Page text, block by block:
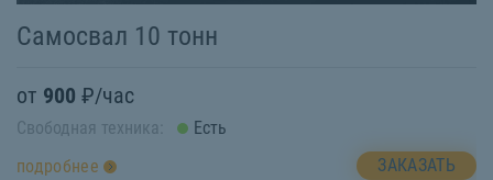
Самосвал 10 тонн
от 900 ₽/час
Свободная техника:
Есть
подробнее
ЗАКАЗАТЬ